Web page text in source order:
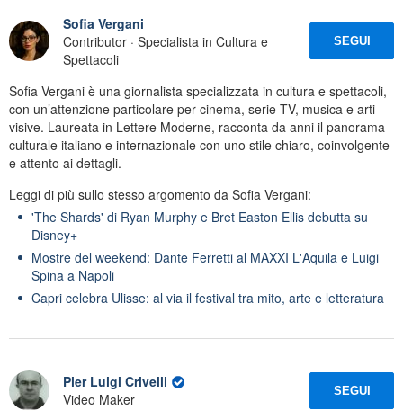
Sofia Vergani
Contributor · Specialista in Cultura e
Spettacoli
SEGUI
Sofia Vergani è una giornalista specializzata in cultura e spettacoli,
con un’attenzione particolare per cinema, serie TV, musica e arti
visive. Laureata in Lettere Moderne, racconta da anni il panorama
culturale italiano e internazionale con uno stile chiaro, coinvolgente
e attento ai dettagli.
Leggi di più sullo stesso argomento da Sofia Vergani:
'The Shards' di Ryan Murphy e Bret Easton Ellis debutta su
Disney+
Mostre del weekend: Dante Ferretti al MAXXI L'Aquila e Luigi
Spina a Napoli
Capri celebra Ulisse: al via il festival tra mito, arte e letteratura
Pier Luigi Crivelli
Video Maker
SEGUI